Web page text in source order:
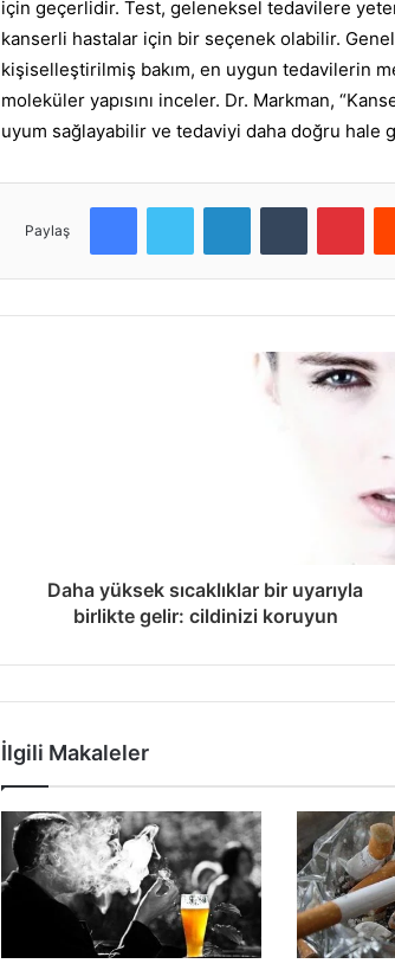
için geçerlidir. Test, geleneksel tedavilere
kanserli hastalar için bir seçenek olabilir.
kişiselleştirilmiş bakım, en uygun tedavilerin
moleküler yapısını inceler. Dr. Markman,
uyum sağlayabilir ve tedaviyi daha doğru hale
Paylaş
Daha yüksek sıcaklıklar bir uyarıyla
birlikte gelir: cildinizi koruyun
İlgili Makaleler